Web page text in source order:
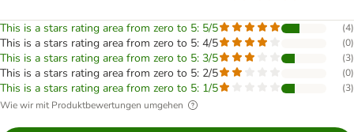
This is a stars rating area from zero to 5: 5/5 (4)
This is a stars rating area from zero to 5: 4/5 (0)
This is a stars rating area from zero to 5: 3/5 (3)
This is a stars rating area from zero to 5: 2/5 (0)
This is a stars rating area from zero to 5: 1/5 (3)
Wie wir mit Produktbewertungen umgehen